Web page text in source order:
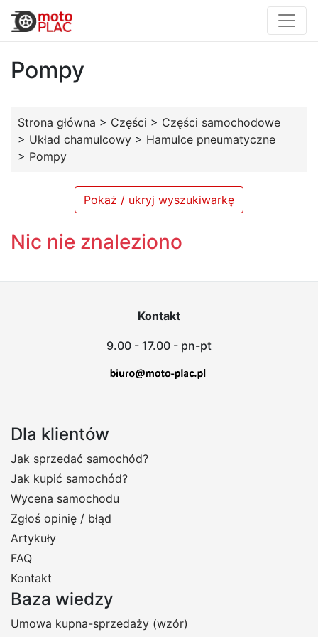
Pompy
Strona główna > Części > Części samochodowe
> Układ chamulcowy > Hamulce pneumatyczne
> Pompy
Pokaż / ukryj wyszukiwarkę
Nic nie znaleziono
Kontakt
9.00 - 17.00 - pn-pt
Dla klientów
Jak sprzedać samochód?
Jak kupić samochód?
Wycena samochodu
Zgłoś opinię / błąd
Artykuły
FAQ
Kontakt
Baza wiedzy
Umowa kupna-sprzedaży (wzór)